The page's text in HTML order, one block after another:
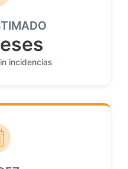
incidencias